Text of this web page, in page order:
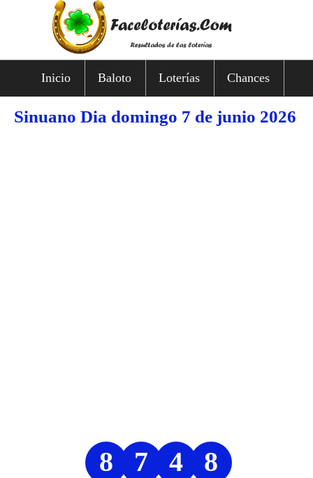
Inicio Baloto Loterías Chances
Sinuano Dia domingo 7 de junio 2026
8 7 4 8